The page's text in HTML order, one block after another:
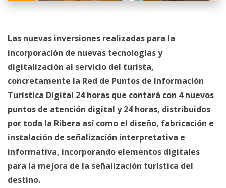
Las nuevas inversiones realizadas para la
incorporación de nuevas tecnologías y
digitalización al servicio del turista,
concretamente la Red de Puntos de Información
Turística Digital 24 horas que contará con 4 nuevos
puntos de atención digital y 24 horas, distribuidos
por toda la Ribera así como el diseño, fabricación e
instalación de señalización interpretativa e
informativa, incorporando elementos digitales
para la mejora de la señalización turística del
destino.